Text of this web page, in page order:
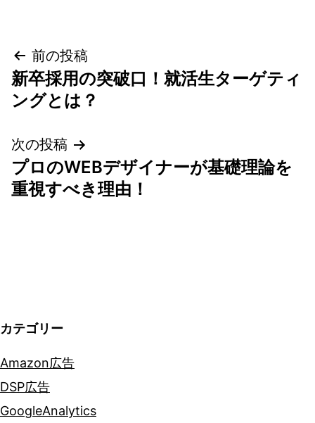
投
稿
ビ
ゲ
ン
前の投稿
新卒採用の突破口！就活生ターゲティ
ングとは？
次の投稿
プロのWEBデザイナーが基礎理論を
重視すべき理由！
カテゴリー
Amazon広告
DSP広告
GoogleAnalytics